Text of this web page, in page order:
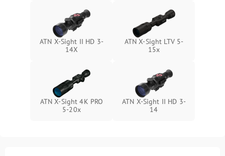
ATN X-Sight II HD 3-
14X
ATN X-Sight LTV 5-
15x
ATN X-Sight 4K PRO
5-20x
ATN X-Sight II HD 3-
14